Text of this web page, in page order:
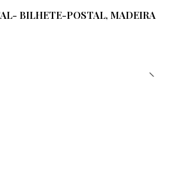
BILHETE-POSTAL, MADEIRA